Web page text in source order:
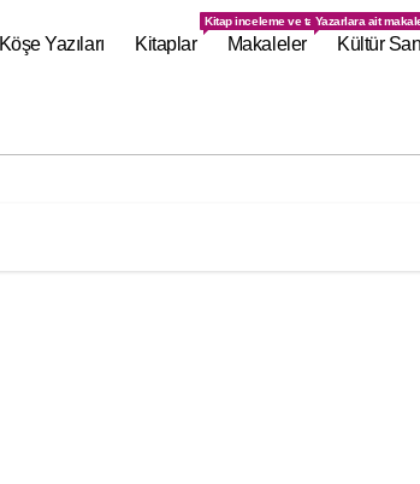
Köşe Yazıları Kitaplar
Kitap inceleme ve tanıtımlarının olduğu
Makaleler
Yazarlara ait
Kültür